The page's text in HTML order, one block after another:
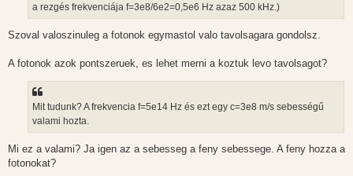
a rezgés frekvenciája f=3e8/6e2=0,5e6 Hz azaz 500 kHz.)
Szoval valoszinuleg a fotonok egymastol valo tavolsagara gondolsz.
A fotonok azok pontszeruek, es lehet merni a koztuk levo tavolsagot?
Mit tudunk? A frekvencia f=5e14 Hz és ezt egy c=3e8 m/s sebességű
valami hozta.
Mi ez a valami? Ja igen az a sebesseg a feny sebessege. A feny hozza a
fotonokat?